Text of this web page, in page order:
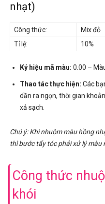
nhạt)
Công thức: Mix đỏ
Tỉ lệ:
10%
Ký hiệu mã màu: 0.00 –
Thao tác thực hiện: Các
dần ra ngọn, thời gian
xả sạch.
Chú ý: Khi nhuộm màu hồng
thì bước tẩy tóc phải xử lý màu
Công thức
khói